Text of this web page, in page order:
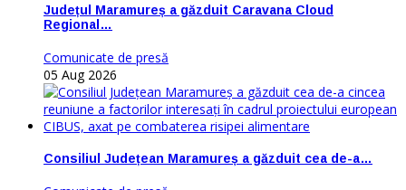
Județul Maramureș a găzduit Caravana Cloud
Regional…
Comunicate de presă
05 Aug 2026
Consiliul Județean Maramureș a găzduit cea de-a…